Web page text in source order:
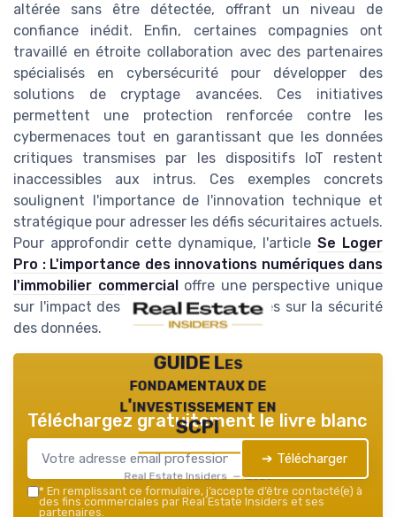
altérée sans être détectée, offrant un niveau de
confiance inédit. Enfin, certaines compagnies ont
travaillé en étroite collaboration avec des partenaires
spécialisés en cybersécurité pour développer des
solutions de cryptage avancées. Ces initiatives
permettent une protection renforcée contre les
cybermenaces tout en garantissant que les données
critiques transmises par les dispositifs IoT restent
inaccessibles aux intrus. Ces exemples concrets
soulignent l'importance de l'innovation technique et
stratégique pour adresser les défis sécuritaires actuels.
Pour approfondir cette dynamique, l'article Se Loger
Pro : L'importance des innovations numériques dans
l'immobilier commercial offre une perspective unique
sur l'impact des nouvelles technologies sur la sécurité
des données.
GUIDE Les
fondamentaux de
l'investissement en
SCPI
Real Estate Insiders — 2026
Téléchargez gratuitement le livre blanc
➔ Télécharger
* En remplissant ce formulaire, j’accepte d’être contacté(e) à
des fins commerciales par Real Estate Insiders et ses
partenaires.